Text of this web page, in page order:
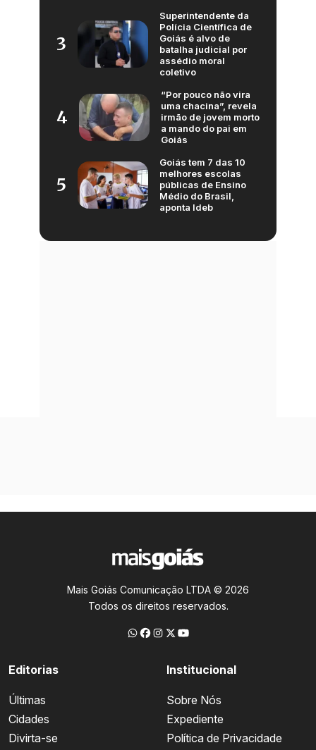
3
Superintendente da
Polícia Científica de
Goiás é alvo de
batalha judicial por
assédio moral
coletivo
4
“Por pouco não vira
uma chacina”, revela
irmão de jovem morto
a mando do pai em
Goiás
5
Goiás tem 7 das 10
melhores escolas
públicas de Ensino
Médio do Brasil,
aponta Ideb
Mais Goiás Comunicação LTDA © 2026
Todos os direitos reservados.
Editorias
Últimas
Cidades
Divirta-se
Institucional
Sobre Nós
Expediente
Política de Privacidade